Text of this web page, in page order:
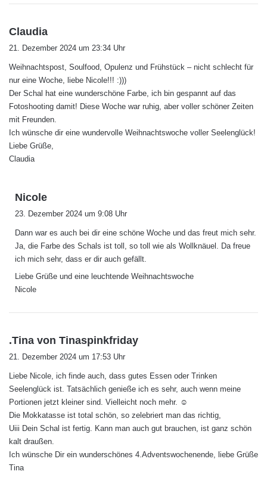
Claudia
t
:
21. Dezember 2024 um 23:34 Uhr
Weihnachtspost, Soulfood, Opulenz und Frühstück – nicht schlecht für
nur eine Woche, liebe Nicole!!! :)))
Der Schal hat eine wunderschöne Farbe, ich bin gespannt auf das
Fotoshooting damit! Diese Woche war ruhig, aber voller schöner Zeiten
mit Freunden.
Ich wünsche dir eine wundervolle Weihnachtswoche voller Seelenglück!
Liebe Grüße,
Claudia
Nicole
:
23. Dezember 2024 um 9:08 Uhr
Dann war es auch bei dir eine schöne Woche und das freut mich sehr.
Ja, die Farbe des Schals ist toll, so toll wie als Wollknäuel. Da freue
ich mich sehr, dass er dir auch gefällt.
Liebe Grüße und eine leuchtende Weihnachtswoche
Nicole
.Tina von Tinaspinkfriday
t
:
21. Dezember 2024 um 17:53 Uhr
Liebe Nicole, ich finde auch, dass gutes Essen oder Trinken
Seelenglück ist. Tatsächlich genieße ich es sehr, auch wenn meine
Portionen jetzt kleiner sind. Vielleicht noch mehr. ☺️
Die Mokkatasse ist total schön, so zelebriert man das richtig,
Uiii Dein Schal ist fertig. Kann man auch gut brauchen, ist ganz schön
kalt draußen.
Ich wünsche Dir ein wunderschönes 4.Adventswochenende, liebe Grüße
Tina